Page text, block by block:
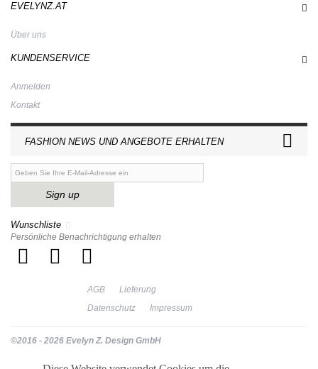
EVELYNZ.AT
Über uns
KUNDENSERVICE
Anmelden
Kontakt
FASHION NEWS UND ANGEBOTE ERHALTEN
Sign up
Wunschliste
Persönliche Benachrichtigung erhalten
AGB
Lieferung
Datenschutz
Impressum
©2016 - 2026 Evelyn Z. Design GmbH